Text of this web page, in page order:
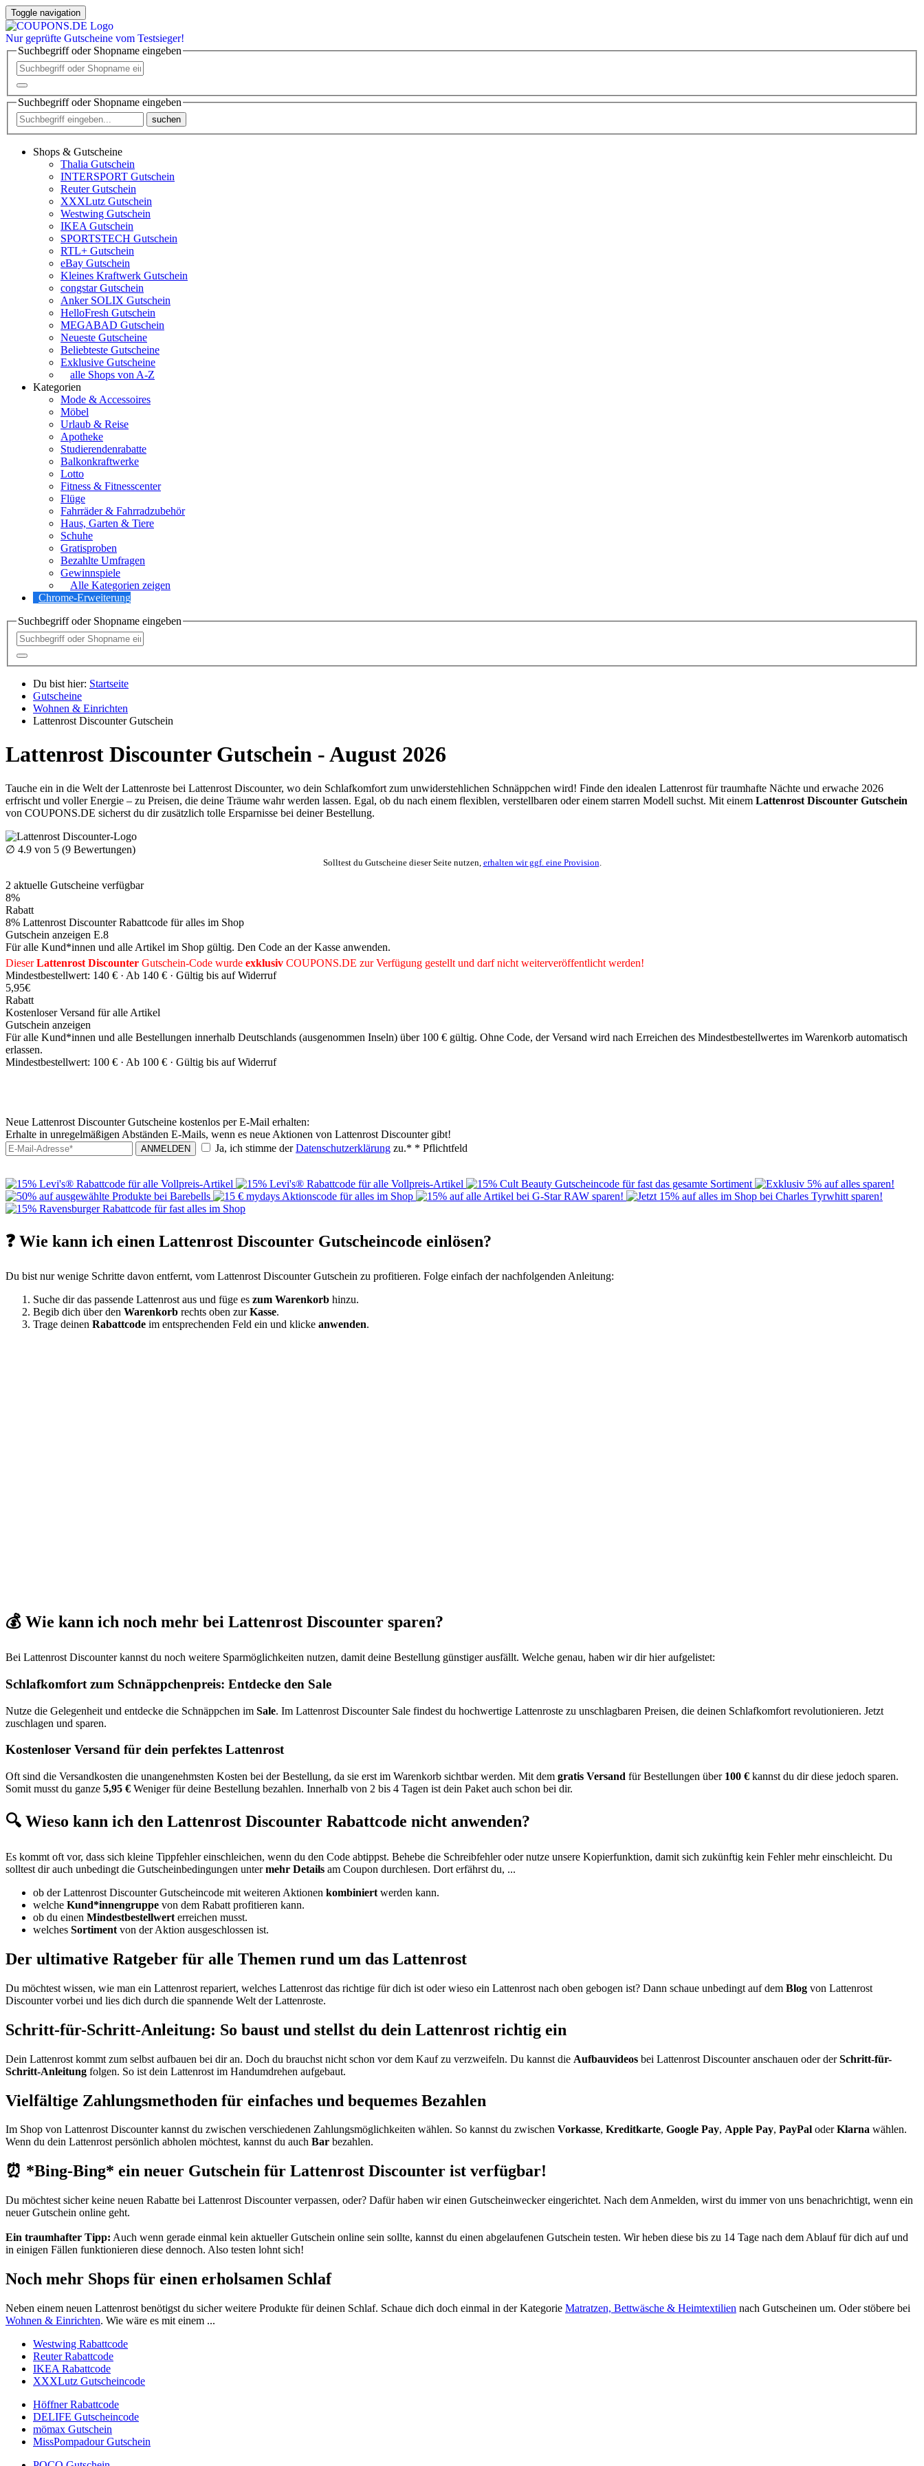
Toggle navigation
Nur geprüfte Gutscheine vom Testsieger!
Suchbegriff oder Shopname eingeben
Suchbegriff oder Shopname eingeben
suchen
Shops & Gutscheine
Thalia Gutschein
INTERSPORT Gutschein
Reuter Gutschein
XXXLutz Gutschein
Westwing Gutschein
IKEA Gutschein
SPORTSTECH Gutschein
RTL+ Gutschein
eBay Gutschein
Kleines Kraftwerk Gutschein
congstar Gutschein
Anker SOLIX Gutschein
HelloFresh Gutschein
MEGABAD Gutschein
Neueste Gutscheine
Beliebteste Gutscheine
Exklusive Gutscheine
alle Shops von A-Z
Kategorien
Mode & Accessoires
Möbel
Urlaub & Reise
Apotheke
Studierendenrabatte
Balkonkraftwerke
Lotto
Fitness & Fitnesscenter
Flüge
Fahrräder & Fahrradzubehör
Haus, Garten & Tiere
Schuhe
Gratisproben
Bezahlte Umfragen
Gewinnspiele
Alle Kategorien zeigen
Chrome-Erweiterung
Suchbegriff oder Shopname eingeben
Du bist hier: Startseite
Gutscheine
Wohnen & Einrichten
Lattenrost Discounter Gutschein
Lattenrost Discounter Gutschein - August 2026
Tauche ein in die Welt der Lattenroste bei Lattenrost Discounter, wo dein Schlafkomfort zum unwiderstehlichen Schnäppchen wird! Finde den idealen Lattenrost für traumhafte Nächte und erwache 2026
erfrischt und voller Energie – zu Preisen, die deine Träume wahr werden lassen. Egal, ob du nach einem flexiblen, verstellbaren oder einem starren Modell suchst. Mit einem Lattenrost Discounter Gutschein
von COUPONS.DE sicherst du dir zusätzlich tolle Ersparnisse bei deiner Bestellung.
∅ 4.9 von 5 (9 Bewertungen)
Solltest du Gutscheine dieser Seite nutzen, erhalten wir ggf. eine Provision
2 aktuelle Gutscheine verfügbar
8%
Rabatt
8% Lattenrost Discounter Rabattcode für alles im Shop
Gutschein anzeigen E.8
Für alle Kund*innen und alle Artikel im Shop gültig. Den Code an der Kasse anwenden.
DieserLattenrost Discounter Gutschein-Code wurde exklusiv COUPONS.DE zur Verfügung gestellt und darf nicht weiterveröffentlicht werden!
Mindestbestellwert: 140 € · Ab 140 € · Gültig bis auf Widerruf
5,95€
Rabatt
Kostenloser Versand für alle Artikel
Gutschein anzeigen
Für alle Kund*innen und alle Bestellungen innerhalb Deutschlands (ausgenommen Inseln) über 100 € gültig. Ohne Code, der Versand wird nach Erreichen des Mindestbestellwertes im Warenkorb automatisch
erlassen.
Mindestbestellwert: 100 € · Ab 100 € · Gültig bis auf Widerruf
Neue Lattenrost Discounter Gutscheine kostenlos per E-Mail erhalten:
Erhalte in unregelmäßigen Abständen E-Mails, wenn es neue Aktionen von Lattenrost Discounter gibt!
ANMELDEN Ja, ich stimme derDatenschutzerklärung zu.* * Pflichtfeld
❓ Wie kann ich einen Lattenrost Discounter Gutscheincode einlösen?
Du bist nur wenige Schritte davon entfernt, vom Lattenrost Discounter Gutschein zu profitieren. Folge einfach der nachfolgenden Anleitung:
Suche dir das passende Lattenrost aus und füge es zum Warenkorb hinzu.
Begib dich über den Warenkorb rechts oben zurKasse.
Trage deinen Rabattcode im entsprechenden Feld ein und klicke anwenden.
💰 Wie kann ich noch mehr bei Lattenrost Discounter sparen?
Bei Lattenrost Discounter kannst du noch weitere Sparmöglichkeiten nutzen, damit deine Bestellung günstiger ausfällt. Welche genau, haben wir dir hier aufgelistet:
Schlafkomfort zum Schnäppchenpreis: Entdecke den Sale
Nutze die Gelegenheit und entdecke die Schnäppchen im Sale. Im Lattenrost Discounter Sale findest du hochwertige Lattenroste zu unschlagbaren Preisen, die deinen Schlafkomfort revolutionieren. Jetzt
zuschlagen und sparen.
Kostenloser Versand für dein perfektes Lattenrost
Oft sind die Versandkosten die unangenehmsten Kosten bei der Bestellung, da sie erst im Warenkorb sichtbar werden. Mit dem gratis Versand für Bestellungen über 100 € kannst du dir diese jedoch sparen.
Somit musst du ganze 5,95 € Weniger für deine Bestellung bezahlen. Innerhalb von 2 bis 4 Tagen ist dein Paket auch schon bei dir.
🔍 Wieso kann ich den Lattenrost Discounter Rabattcode nicht anwenden?
Es kommt oft vor, dass sich kleine Tippfehler einschleichen, wenn du den Code abtippst. Behebe die Schreibfehler oder nutze unsere Kopierfunktion, damit sich zukünftig kein Fehler mehr einschleicht. Du
solltest dir auch unbedingt die Gutscheinbedingungen untermehr Details am Coupon durchlesen. Dort erfährst du, ...
ob der Lattenrost Discounter Gutscheincode mit weiteren Aktionen kombiniert werden kann.
welche Kund*innengruppe von dem Rabatt profitieren kann.
ob du einen Mindestbestellwert erreichen musst.
welches Sortiment von der Aktion ausgeschlossen ist.
Der ultimative Ratgeber für alle Themen rund um das Lattenrost
Du möchtest wissen, wie man ein Lattenrost repariert, welches Lattenrost das richtige für dich ist oder wieso ein Lattenrost nach oben gebogen ist? Dann schaue unbedingt auf dem Blog von Lattenrost
Discounter vorbei und lies dich durch die spannende Welt der Lattenroste.
Schritt-für-Schritt-Anleitung: So baust und stellst du dein Lattenrost richtig ein
Dein Lattenrost kommt zum selbst aufbauen bei dir an. Doch du brauchst nicht schon vor dem Kauf zu verzweifeln. Du kannst die Aufbauvideos bei Lattenrost Discounter anschauen oder derSchritt-für-
Schritt-Anleitung folgen. So ist dein Lattenrost im Handumdrehen aufgebaut.
Vielfältige Zahlungsmethoden für einfaches und bequemes Bezahlen
Im Shop von Lattenrost Discounter kannst du zwischen verschiedenen Zahlungsmöglichkeiten wählen. So kannst du zwischen Vorkasse, Kreditkarte, Google Pay, Apple Pay, PayPal oderKlarna wählen.
Wenn du dein Lattenrost persönlich abholen möchtest, kannst du auch Bar bezahlen.
⏰ *Bing-Bing* ein neuer Gutschein für Lattenrost Discounter ist verfügbar!
Du möchtest sicher keine neuen Rabatte bei Lattenrost Discounter verpassen, oder? Dafür haben wir einen Gutscheinweckereingerichtet. Nach dem Anmelden, wirst du immer von uns benachrichtigt, wenn ein
neuer Gutschein online geht.
Ein traumhafter Tipp: Auch wenn gerade einmal kein aktueller Gutschein online sein sollte, kannst du einen abgelaufenen Gutschein testen. Wir heben diese bis zu 14 Tage nach dem Ablauf für dich auf und
in einigen Fällen funktionieren diese dennoch. Also testen lohnt sich!
Noch mehr Shops für einen erholsamen Schlaf
Neben einem neuen Lattenrost benötigst du sicher weitere Produkte für deinen Schlaf. Schaue dich doch einmal in der Kategorie Matratzen, Bettwäsche & Heimtextilien nach Gutscheinen um. Oder stöbere bei
Wohnen & Einrichten. Wie wäre es mit einem ...
Westwing Rabattcode
Reuter Rabattcode
IKEA Rabattcode
XXXLutz Gutscheincode
Höffner Rabattcode
DELIFE Gutscheincode
mömax Gutschein
MissPompadour Gutschein